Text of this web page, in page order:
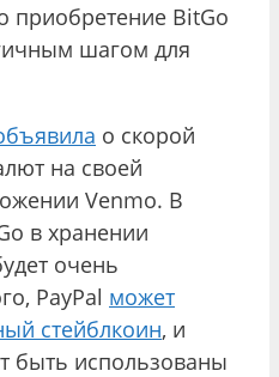
приобретение BitGo
шагом для
о скорой
на своей
Venmo. В
в хранении
очень
PayPal может
стейблкоин, и
быть использованы